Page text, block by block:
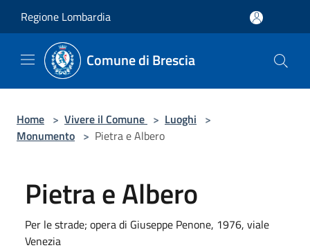
Regione Lombardia
Comune di Brescia
Home > Vivere il Comune > Luoghi >
Monumento > Pietra e Albero
Pietra e Albero
Per le strade; opera di Giuseppe Penone, 1976, viale
Venezia